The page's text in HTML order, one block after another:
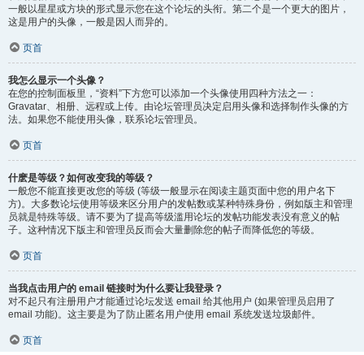
一般以星星或方块的形式显示您在这个论坛的头衔。第二个是一个更大的图片，
这是用户的头像，一般是因人而异的。
页首
我怎么显示一个头像？
在您的控制面板里，“资料”下方您可以添加一个头像使用四种方法之一：
Gravatar、相册、远程或上传。由论坛管理员决定启用头像和选择制作头像的方
法。如果您不能使用头像，联系论坛管理员。
页首
什麽是等级？如何改变我的等级？
一般您不能直接更改您的等级 (等级一般显示在阅读主题页面中您的用户名下
方)。大多数论坛使用等级来区分用户的发帖数或某种特殊身份，例如版主和管理
员就是特殊等级。请不要为了提高等级滥用论坛的发帖功能发表没有意义的帖
子。这种情况下版主和管理员反而会大量删除您的帖子而降低您的等级。
页首
当我点击用户的 email 链接时为什么要让我登录？
对不起只有注册用户才能通过论坛发送 email 给其他用户 (如果管理员启用了
email 功能)。这主要是为了防止匿名用户使用 email 系统发送垃圾邮件。
页首